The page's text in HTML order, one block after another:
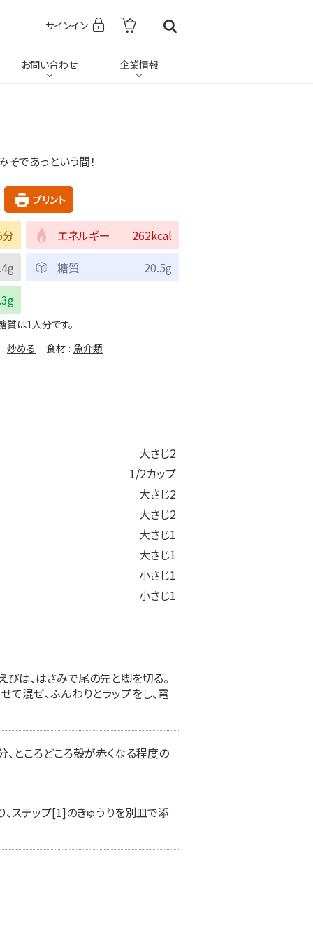
サインイン
お問い合わせ 企業情報
であっという間！
プリント
分 エネルギー
262kcal
糖質
20.5g
質は1人分です。
炒める 食材 魚介類
大さじ2
1/2カップ
大さじ2
大さじ2
大さじ1
大さじ1
小さじ1
小さじ1
びは、はさみで尾の先と脚を切る。
て混ぜ、ふんわりとラップをし、電
ところどころ殻が赤くなる程度の
、ステップ[1]のきゅうりを別皿で添